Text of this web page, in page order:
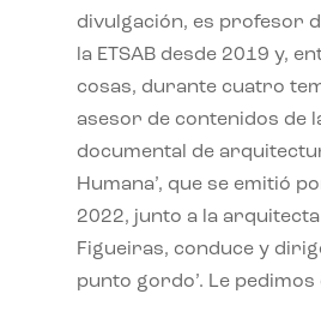
divulgación, es profesor
la ETSAB desde 2019 y,
cosas, durante cuatro
asesor de contenidos de
documental de
Humana’, que se emitió
2022, junto a la
Figueiras, conduce y
punto gordo’. Le